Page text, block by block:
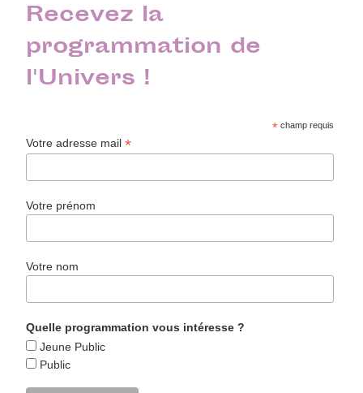
Recevez la
programmation de
l'Univers !
* champ requis
Votre adresse mail*
Votre prénom
Votre nom
Quelle programmation vous intéresse ?
Jeune Public
Public